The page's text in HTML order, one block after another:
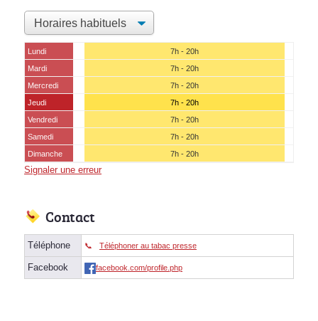
Lundi
7h - 20h
Mardi
7h - 20h
Mercredi
7h - 20h
Jeudi
7h - 20h
Vendredi
7h - 20h
Samedi
7h - 20h
Dimanche
7h - 20h
Signaler une erreur
Contact
Téléphone Téléphoner au tabac presse
Facebook facebook.com/profile.php